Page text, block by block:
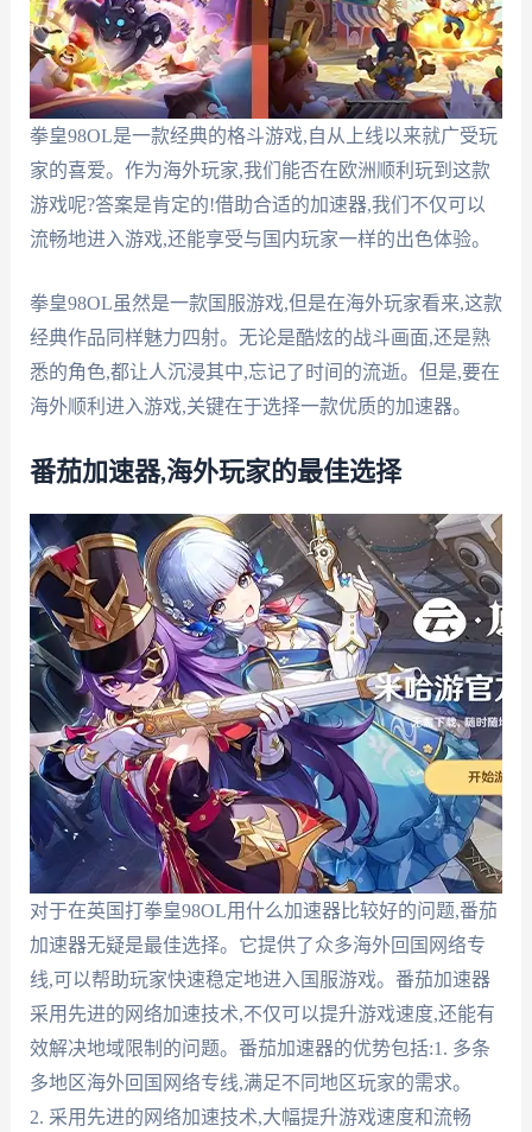
拳皇98OL是一款经典的格斗游戏,自从上线以来就广受玩
家的喜爱。作为海外玩家,我们能否在欧洲顺利玩到这款
游戏呢?答案是肯定的!借助合适的加速器,我们不仅可以
流畅地进入游戏,还能享受与国内玩家一样的出色体验。
拳皇98OL虽然是一款国服游戏,但是在海外玩家看来,这款
经典作品同样魅力四射。无论是酷炫的战斗画面,还是熟
悉的角色,都让人沉浸其中,忘记了时间的流逝。但是,要在
海外顺利进入游戏,关键在于选择一款优质的加速器。
番茄加速器,海外玩家的最佳选择
对于在英国打拳皇98OL用什么加速器比较好的问题,番茄
加速器无疑是最佳选择。它提供了众多海外回国网络专
线,可以帮助玩家快速稳定地进入国服游戏。番茄加速器
采用先进的网络加速技术,不仅可以提升游戏速度,还能有
效解决地域限制的问题。番茄加速器的优势包括:1. 多条
多地区海外回国网络专线,满足不同地区玩家的需求。
2. 采用先进的网络加速技术,大幅提升游戏速度和流畅